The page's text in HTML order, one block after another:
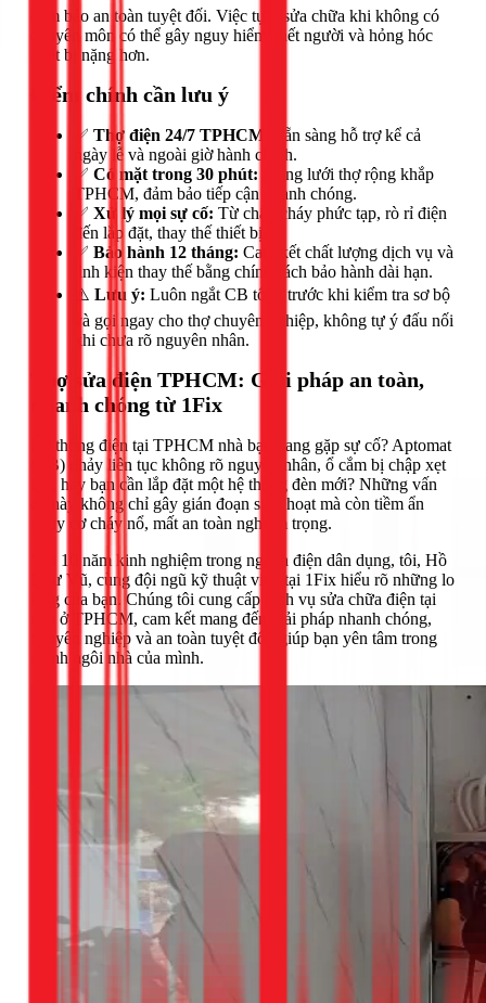
đảm bảo an toàn tuyệt đối. Việc tự ý sửa chữa khi không có
chuyên môn có thể gây nguy hiểm chết người và hỏng hóc
thiết bị nặng hơn.
Điểm chính cần lưu ý
✅ Thợ điện 24/7 TPHCM:
Sẵn sàng hỗ trợ kể cả
ngày lễ và ngoài giờ hành chính.
✅ Có mặt trong 30 phút: Mạng lưới thợ rộng khắp
TPHCM, đảm bảo tiếp cận nhanh chóng.
✅ Xử lý mọi sự cố: Từ chập cháy phức tạp, rò rỉ điện
đến lắp đặt, thay thế thiết bị.
✅ Bảo hành 12 tháng: Cam kết chất lượng dịch vụ và
linh kiện thay thế bằng chính sách bảo hành dài hạn.
⚠️ Lưu ý: Luôn ngắt CB tổng trước khi kiểm tra sơ bộ
và gọi ngay cho thợ chuyên nghiệp, không tự ý đấu nối
khi chưa rõ nguyên nhân.
Thợ sửa điện TPHCM: Giải pháp an toàn,
nhanh chóng từ 1Fix
Hệ thống điện tại TPHCM nhà bạn đang gặp sự cố? Aptomat
(CB) nhảy liên tục không rõ nguyên nhân, ổ cắm bị chập xẹt
lửa, hay bạn cần lắp đặt một hệ thống đèn mới? Những vấn
đề này không chỉ gây gián đoạn sinh hoạt mà còn tiềm ẩn
nguy cơ cháy nổ, mất an toàn nghiêm trọng.
Với 10 năm kinh nghiệm trong ngành điện dân dụng, tôi, Hồ
Như Vũ, cùng đội ngũ kỹ thuật viên tại 1Fix hiểu rõ những lo
lắng của bạn. Chúng tôi cung cấp dịch vụ sửa chữa điện tại
nhà ở TPHCM, cam kết mang đến giải pháp nhanh chóng,
chuyên nghiệp và an toàn tuyệt đối, giúp bạn yên tâm trong
chính ngôi nhà của mình.